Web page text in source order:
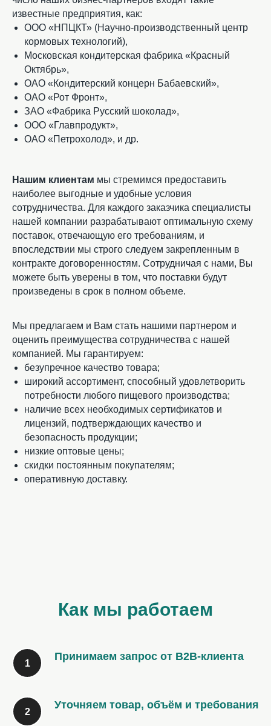
известные предприятия, как:
ООО «НПЦКТ» (Научно-производственный центр
кормовых технологий),
Московская кондитерская фабрика «Красный
Октябрь»,
ОАО «Кондитерский концерн Бабаевский»,
ОАО «Рот Фронт»,
ЗАО «Фабрика Русский шоколад»,
ООО «Главпродукт»,
ОАО «Петрохолод», и др.
Нашим клиентам мы стремимся предоставить
наиболее выгодные и удобные условия
сотрудничества. Для каждого заказчика специалисты
нашей компании разрабатывают оптимальную схему
поставок, отвечающую его требованиям, и
впоследствии мы строго следуем закрепленным в
контракте договоренностям. Сотрудничая с нами, Вы
можете быть уверены в том, что поставки будут
произведены в срок в полном объеме.
Мы предлагаем и Вам стать нашими партнером и
оценить преимущества сотрудничества с нашей
компанией. Мы гарантируем:
безупречное качество товара;
широкий ассортимент, способный удовлетворить
потребности любого пищевого производства;
наличие всех необходимых сертификатов и
лицензий, подтверждающих качество и
безопасность продукции;
низкие оптовые цены;
скидки постоянным покупателям;
оперативную доставку.
Как мы работаем
Принимаем запрос от B2B-клиента
Уточняем товар, объём и требования